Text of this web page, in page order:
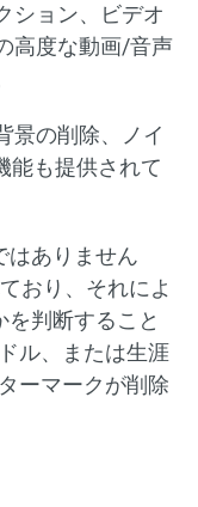
ション、ビデオ
高度な動画/音声
景の削除、ノイ
能も提供されて
はありません
おり、それによ
判断すること
ル、または生涯
ーマークが削除